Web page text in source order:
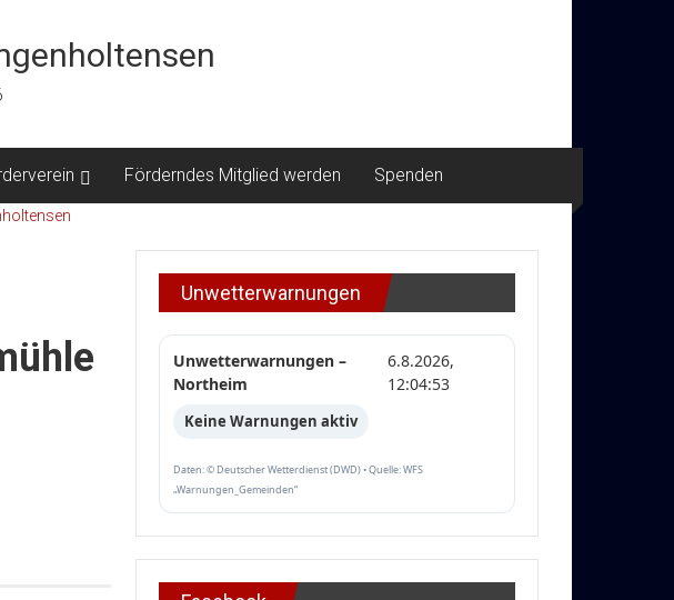
Förderndes Mitglied werden Spenden
Unwetterwarnungen
Unwetterwarnungen –
Northeim
6.8.2026,
12:04:53
Keine Warnungen aktiv
Daten: © Deutscher Wetterdienst (DWD) • Quelle: WFS
„Warnungen_Gemeinden“